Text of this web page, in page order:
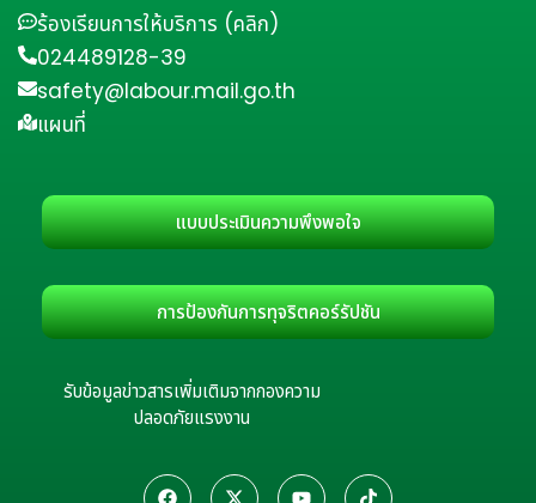
ร้องเรียนการให้บริการ (คลิก)
024489128-39
safety@labour.mail.go.th
แผนที่
แบบประเมินความพึงพอใจ
การป้องกันการทุจริตคอร์รัปชัน
รับข้อมูลข่าวสารเพิ่มเติมจากกองความ
ปลอดภัยแรงงาน